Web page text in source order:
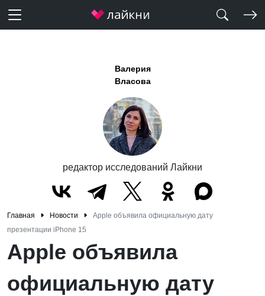
Валерия
Власова
редактор исследований Лайкни
Главная Новости
Apple объявила официальную дату
презентации iPhone 15
Apple объявила
официальную дату